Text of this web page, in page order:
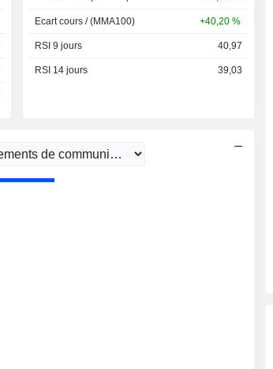
Ecart cours / (MMA100) +40,20 %
RSI 9 jours 40,97
RSI 14 jours 39,03